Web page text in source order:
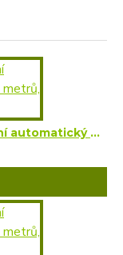
Automatická solární závlaha - Solární automatický zavlažovací systém 30+5 metrů, 30 kapačů